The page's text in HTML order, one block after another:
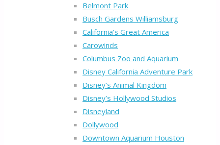
Belmont Park
Busch Gardens Williamsburg
California’s Great America
Carowinds
Columbus Zoo and Aquarium
Disney California Adventure Park
Disney’s Animal Kingdom
Disney’s Hollywood Studios
Disneyland
Dollywood
Downtown Aquarium Houston